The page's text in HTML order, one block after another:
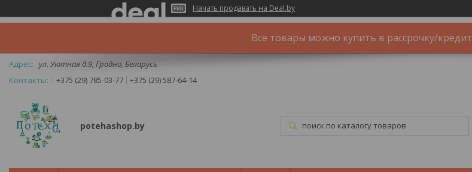
Начать продавать на Deal.by
Все товары можно купить в рассрочку/кредит
ул. Уютная д.9, Гродно, Беларусь
+375 (29) 785-03-77
+375 (29) 587-64-14
potehashop.by